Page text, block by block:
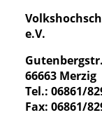
e.V.
66663 Merzig
Tel.: 06861/
Fax: 06861/